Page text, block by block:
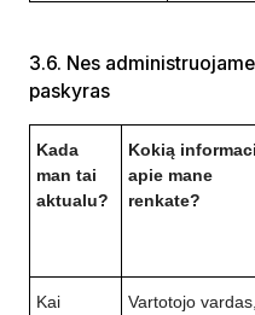
3.6. Nes
paskyras
Kada
man tai
aktualu?
Kokią
apie mane
renkate?
Kai
Vartotojo vardas,